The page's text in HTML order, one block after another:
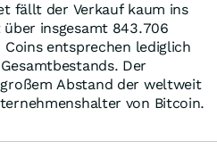
fällt der Verkauf kaum ins
insgesamt 843.706
entsprechen lediglich
Der
Abstand der weltweit
von Bitcoin.